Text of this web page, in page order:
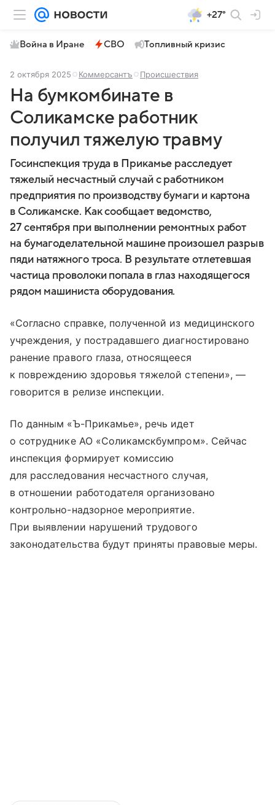
+27°
Война в Иране СВО Топливный кризис
2 октября 2025 Коммерсантъ Происшествия
На бумкомбинате в
Соликамске работник
получил тяжелую травму
Госинспекция труда в Прикамье расследует
тяжелый несчастный случай с работником
предприятия по производству бумаги и картона
в Соликамске. Как сообщает ведомство,
27 сентября при выполнении ремонтных работ
на бумагоделательной машине произошел разрыв
пяди натяжного троса. В результате отлетевшая
частица проволоки попала в глаз находящегося
рядом машиниста оборудования.
«Согласно справке, полученной из медицинского
учреждения, у пострадавшего диагностировано
ранение правого глаза, относящееся
к повреждению здоровья тяжелой степени», —
говорится в релизе инспекции.
По данным «Ъ-Прикамье», речь идет
о сотруднике АО «Соликамскбумпром». Сейчас
инспекция формирует комиссию
для расследования несчастного случая,
в отношении работодателя организовано
контрольно-надзорное мероприятие.
При выявлении нарушений трудового
законодательства будут приняты правовые меры.